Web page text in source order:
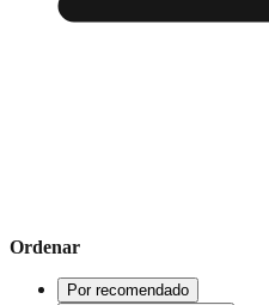
Ordenar
Por recomendado